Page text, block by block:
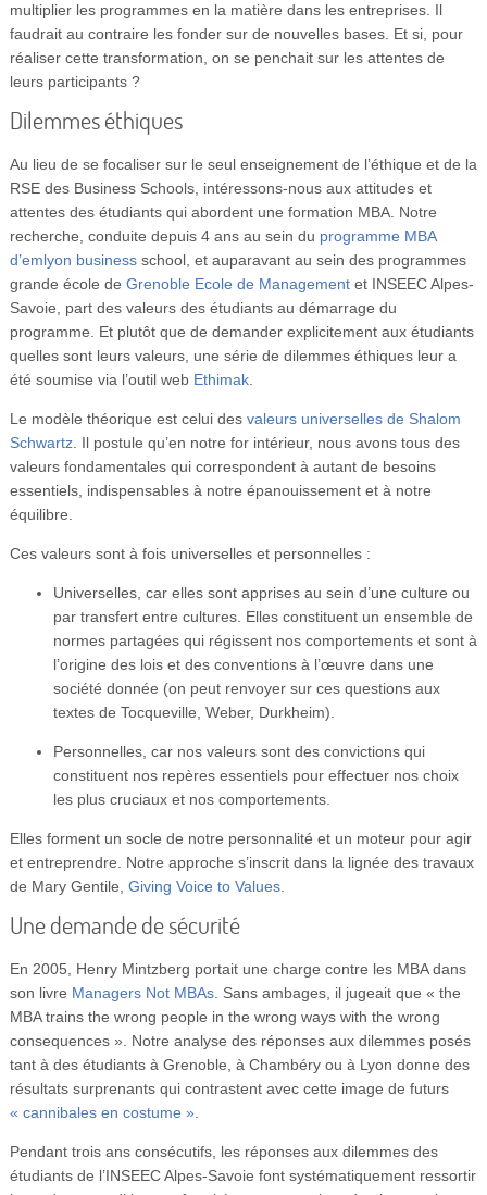
multiplier les programmes en la matière dans les entreprises. Il
faudrait au contraire les fonder sur de nouvelles bases. Et si, pour
réaliser cette transformation, on se penchait sur les attentes de
leurs participants ?
Dilemmes éthiques
Au lieu de se focaliser sur le seul enseignement de l’éthique et de la
RSE des Business Schools, intéressons-nous aux attitudes et
attentes des étudiants qui abordent une formation MBA. Notre
recherche, conduite depuis 4 ans au sein du programme MBA
d’emlyon businessschool, et auparavant au sein des programmes
grande école de Grenoble Ecole de Managementet INSEEC Alpes-
Savoie, part des valeurs des étudiants au démarrage du
programme. Et plutôt que de demander explicitement aux étudiants
quelles sont leurs valeurs, une série de dilemmes éthiques leur a
été soumise via l’outil web Ethimak.
Le modèle théorique est celui des valeurs universelles de Shalom
Schwartz. Il postule qu’en notre for intérieur, nous avons tous des
valeurs fondamentales qui correspondent à autant de besoins
essentiels, indispensables à notre épanouissement et à notre
équilibre.
Ces valeurs sont à fois universelles et personnelles :
Universelles, car elles sont apprises au sein d’une culture ou
par transfert entre cultures. Elles constituent un ensemble de
normes partagées qui régissent nos comportements et sont à
l’origine des lois et des conventions à l’œuvre dans une
société donnée (on peut renvoyer sur ces questions aux
textes de Tocqueville, Weber, Durkheim).
Personnelles, car nos valeurs sont des convictions qui
constituent nos repères essentiels pour effectuer nos choix
les plus cruciaux et nos comportements.
Elles forment un socle de notre personnalité et un moteur pour agir
et entreprendre. Notre approche s’inscrit dans la lignée des travaux
de Mary Gentile, Giving Voice to Values.
Une demande de sécurité
En 2005, Henry Mintzberg portait une charge contre les MBA dans
son livre Managers Not MBAs. Sans ambages, il jugeait que « the
MBA trains the wrong people in the wrong ways with the wrong
consequences ». Notre analyse des réponses aux dilemmes posés
tant à des étudiants à Grenoble, à Chambéry ou à Lyon donne des
résultats surprenants qui contrastent avec cette image de futurs
« cannibales en costume ».
Pendant trois ans consécutifs, les réponses aux dilemmes des
étudiants de l’INSEEC Alpes-Savoie font systématiquement ressortir